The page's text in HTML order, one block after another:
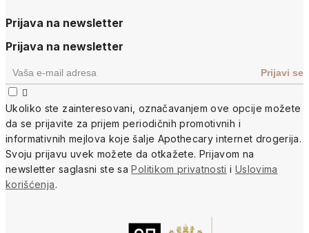
Prijava na newsletter
Prijava na newsletter

Ukoliko ste zainteresovani, označavanjem ove opcije možete
da se prijavite za prijem periodičnih promotivnih i
informativnih mejlova koje šalje Apothecary internet drogerija.
Svoju prijavu uvek možete da otkažete. Prijavom na
newsletter saglasni ste saPolitikom privatnosti i Uslovima
korišćenja.